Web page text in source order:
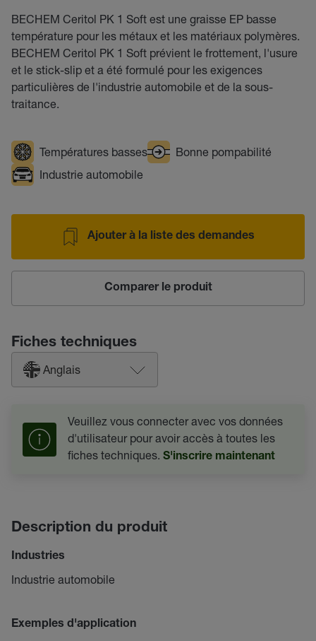
BECHEM Ceritol PK 1 Soft est une graisse EP basse
température pour les métaux et les matériaux polymères.
BECHEM Ceritol PK 1 Soft prévient le frottement, l'usure
et le stick-slip et a été formulé pour les exigences
particulières de l'industrie automobile et de la sous-
traitance.
Températures basses
Bonne pompabilité
Industrie automobile
Ajouter à la liste des demandes
Comparer le produit
Fiches techniques
Anglais
Veuillez vous connecter avec vos données
d'utilisateur pour avoir accès à toutes les
fiches techniques. S'inscrire maintenant
Description du produit
Industries
Industrie automobile
Exemples d'application